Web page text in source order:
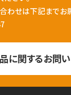
わせは下記までお
に関するお問